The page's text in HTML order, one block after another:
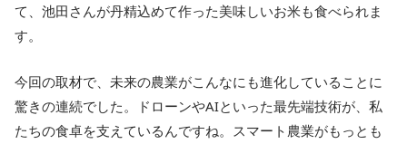
て、池田さんが丹精込めて作った美味しいお米も食べられま
す。
今回の取材で、未来の農業がこんなにも進化していることに
驚きの連続でした。ドローンやAIといった最先端技術が、私
たちの食卓を支えているんですね。スマート農業がもっとも